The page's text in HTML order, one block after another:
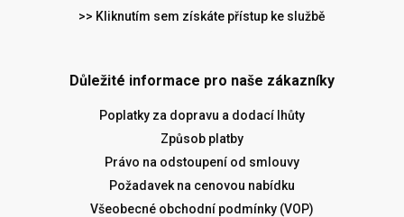
>> Kliknutím sem získáte přístup ke službě
Důležité informace pro naše zákazníky
Poplatky za dopravu a dodací lhůty
Způsob platby
Právo na odstoupení od smlouvy
Požadavek na cenovou nabídku
Všeobecné obchodní podmínky (VOP)